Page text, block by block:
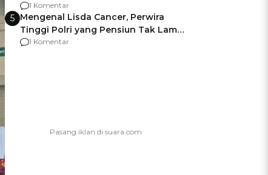
Berencana Pakai Jimat di Pakansari
1 Komentar
5 Mengenal Lisda Cancer, Perwira
Tinggi Polri yang Pensiun Tak Lama
Usai Jadi Brigjen
1 Komentar